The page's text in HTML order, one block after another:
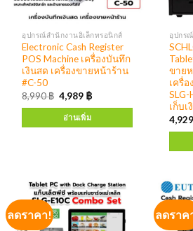
อุปกรณ์สำนักงานอิเล็กทรอนิกส์
Electronic Cash Register
POS Machine เครื่องบันทึก
เงินสด เครื่องขายหน้าร้าน
#C-50
8,990฿ 4,989 ฿
อ่านเพิ่ม
ลดราค
อุปกร
ขาย
เครื่
เก็บ
4,929
ลดราคา!